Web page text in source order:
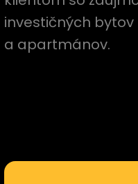
investičných bytov
a apartmánov.